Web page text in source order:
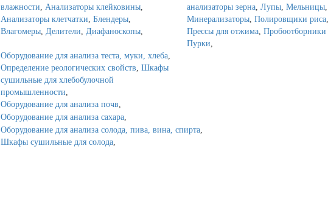
влажности
Анализаторы клейковины
Анализаторы клетчатки Блендеры
Влагомеры Делители Диафаноскопы
анализаторы зерна, Лупы, Мельницы,
Минерализаторы, Полировщики риса,
Прессы для отжима, Пробоотборники
Пурки
Оборудование для анализа теста, муки, хлеба
Определение реологических свойств Шкафы
сушильные для хлебобулочной
промышленности
Оборудование для анализа почв
Оборудование для анализа сахара
Оборудование для анализа солода, пива, вина, спирта
Шкафы сушильные для солода